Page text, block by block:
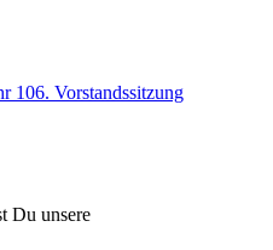
106. Vorstandssitzung
Du unsere